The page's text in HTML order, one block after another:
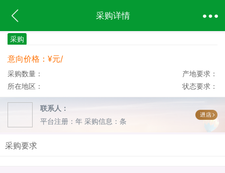
采购详情
采购
意向价格：¥元/
采购数量：
所在地区：
产地要求：
状态要求：
联系人：
平台注册：年 采购信息：条
采购要求